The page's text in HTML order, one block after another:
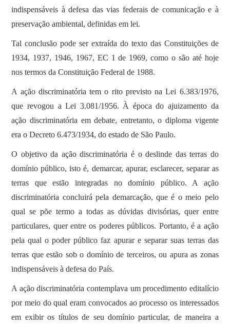
indispensáveis à defesa das vias federais de comunicação e à
preservação ambiental, definidas em lei.
Tal conclusão pode ser extraída do texto das Constituições de
1934, 1937, 1946, 1967, EC 1 de 1969, como o são até hoje
nos termos da Constituição Federal de 1988.
A ação discriminatória tem o rito previsto na Lei 6.383/1976,
que revogou a Lei 3.081/1956. À época do ajuizamento da
ação discriminatória em debate, entretanto, o diploma vigente
era o Decreto 6.473/1934, do estado de São Paulo.
O objetivo da ação discriminatória é o deslinde das terras do
domínio público, isto é, demarcar, apurar, esclarecer, separar as
terras que estão integradas no domínio público. A ação
discriminatória concluirá pela demarcação, que é o meio pelo
qual se põe termo a todas as dúvidas divisórias, quer entre
particulares, quer entre os poderes públicos. Portanto, é a ação
pela qual o poder público faz apurar e separar suas terras das
terras que estão sob o domínio de terceiros, ou apura as zonas
indispensáveis à defesa do País.
A ação discriminatória contemplava um procedimento editalício
por meio do qual eram convocados ao processo os interessados
em exibir os títulos de seu domínio particular, de maneira a